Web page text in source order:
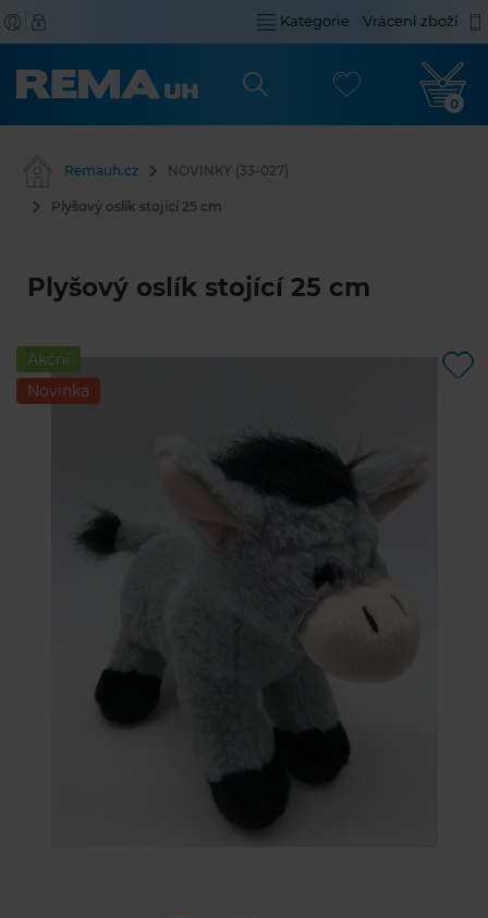
Kategorie Vrácení zboží
0
Remauh.cz NOVINKY (33-027)
Plyšový oslík stojící 25 cm
Plyšový oslík stojící 25 cm
Akční
Novinka